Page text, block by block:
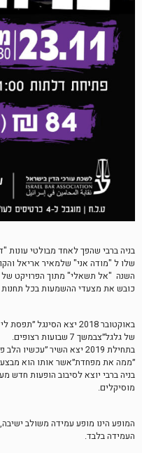
בניה ברבי שהפך לאחד מבולטי עונות
שלו ל "מודה אני" שלמאיר אריאל
השנה "אל תשאלי" מתוך הפרויקט של
כובש את מצעדי ההשמעות בכל תחנות
באוקטובר 2018 יצא
של גלגל״צבמשך 7 שבועות רצופים.
בתחילת 2019 יצא השיר
״ממה את מפחדת״אשר אותו הוא מבצע
בניה ברבי יוצא לסיבוב הופעות חדש
מוסיקלים.
המופע הינו מופע עמידה משולב
העמידה בלבד.